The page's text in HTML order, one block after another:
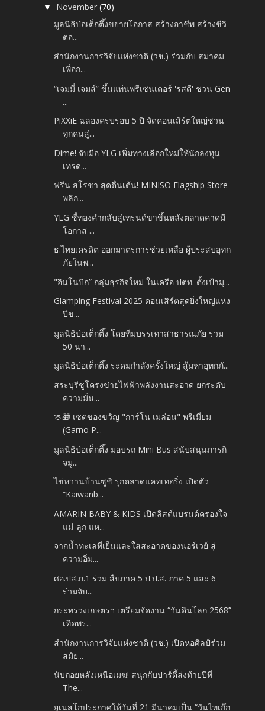
▼ November(70)
มูลนิธิป่อเต็กตึ๊งขยายโอกาส สร้างอาชีพ สร้างชีวิ
ตอ...
สำนักงานการวิจัยแห่งชาติ (วช.) ร่วมกับ สมาคม
เพื่อก...
“เจมมี่ เจมส์” ขึ้นแท่นพรีเซนเตอร์ 'รสดี' ชวน Gen
...
PiXXiE ฉลองครบรอบ 5 ปี จัดคอนเสิร์ตใหญ่ชวน
ทุกคนสู่...
Dime! จับมือ YLG เพิ่มทางเลือกใหม่ให้นักลงทุน
เทรด...
ฟรีน สโรชา สุดตื่นเต้น! MINISO Flagship Store
พลิก...
YLG ชี้ทองคำกลับสู่เทรนด์ขาขึ้นหลังตลาดคาดมี
โอกาส ...
ธ.ไทยเครดิต ออกมาตรการช่วยเหลือ ผู้ประสบอุทก
ภัยในพ...
"อินโนบิก” กลุ่มธุรกิจใหม่ ในเครือ ปตท. ตั้งเป้ามุ...
Glamping Festival 2025 คอนเสิร์ตสุดยิ่งใหญ่แห่ง
ปีข...
มูลนิธิป่อเต็กตึ๊ง โดยทีมบรรเทาสาธารณภัย รวม
50 นา...
มูลนิธิป่อเต็กตึ๊ง ระดมกำลังครั้งใหญ่ สู้มหาอุทกภั...
สระบุรีชูโครงข่ายไฟฟ้าพลังงานสะอาด ยกระดับ
ความมั่น...
🍈🎁 เซตของขวัญ "การ์โน เมล่อน" พรีเมี่ยม
(Garno P...
มูลนิธิป่อเต็กตึ๊ง มอบรถ Mini Bus สนับสนุนภารกิ
จมู...
ไข่หวานบ้านซูชิ รุกตลาดแคทเทอริ่ง เปิดตัว
“Kaiwanb...
AMARIN BABY & KIDS เปิดลิสต์แบรนด์ครองใจ
แม่-ลูก แห...
จากน้ำทะเลที่เย็นและใสสะอาดของนอร์เวย์ สู่
ความอิ่ม...
ศอ.ปส.ภ.1 ร่วม สืบภาค 5 ป.ป.ส. ภาค 5 และ 6
ร่วมจับ...
กระทรวงเกษตรฯ เตรียมจัดงาน “วันดินโลก 2568”
เทิดพร...
สำนักงานการวิจัยแห่งชาติ (วช.) เปิดหอศิลป์ร่วม
สมัย...
นับถอยหลังเหนือเมฆ! สนุกกับปาร์ตี้ส่งท้ายปีที่
The...
ยูเนสโกประกาศให้วันที่ 21 มีนาคมเป็น “วันไทเก๊ก